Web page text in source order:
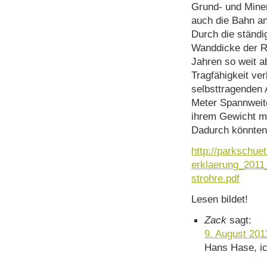
Grund- und
auch die Bahn
Durch die
Wanddicke der
Jahren so weit
Tragfähigkeit
selbsttragenden
Meter
ihrem Gewicht
Dadurch
http://
strohre.pdf
Lesen bildet!
Zack sagt:
9. August
Hans Hase,